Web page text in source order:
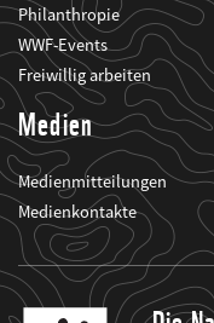
Philanthropie
WWF-Events
Freiwillig arbeiten
Medien
Medienmitteilungen
Medienkontakte